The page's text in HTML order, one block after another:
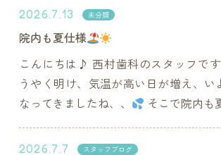
2026.7.13 未分類
院内も夏仕様
こんにちは♪ 西村歯科のスタッフです
うやく明け、気温が高い日が増え、い
なってきましたね、、
そこで院内も
2026.7.7 スタッフブログ